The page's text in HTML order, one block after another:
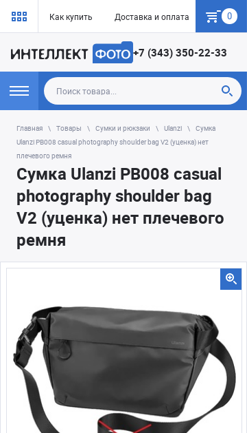
Как купить Доставка и оплата Гарантия
0
+7 (343) 350-22-33
Главная Товары Сумки и рюкзаки Ulanzi
Сумка
Ulanzi PB008 casual photography shoulder bag V2 (уценка) нет
плечевого ремня
Сумка Ulanzi PB008 casual
photography shoulder bag
V2 (уценка) нет плечевого
ремня